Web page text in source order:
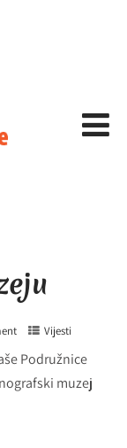
Vijesti
Podružnice
muzej